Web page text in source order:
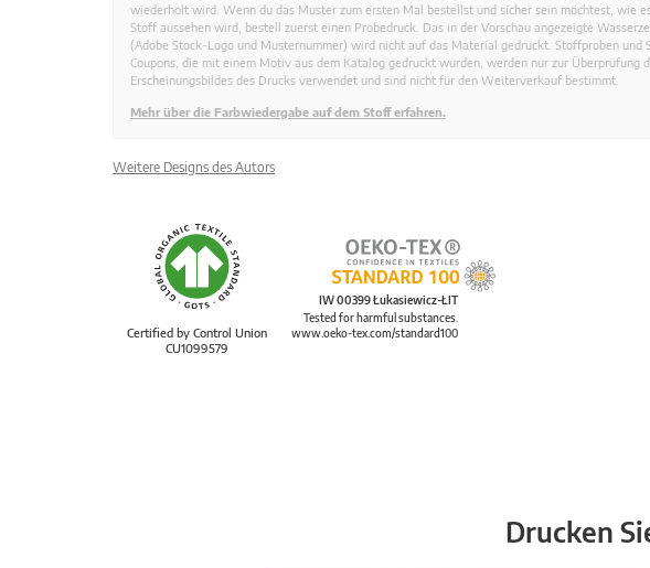
wiederholt wird. Wenn du das Muster zum ersten Mal bestellst und sicher sein möchtest, wie
Stoff aussehen wird, bestell zuerst einen Probedruck. Das in der Vorschau angezeigte
(Adobe Stock-Logo und Musternummer) wird nicht auf das Material gedruckt. Stoffproben und
Coupons, die mit einem Motiv aus dem Katalog gedruckt wurden, werden nur zur Überprüfung
Erscheinungsbildes des Drucks verwendet und sind nicht für den Weiterverkauf bestimmt.
Mehr über die Farbwiedergabe auf dem Stoff erfahren.
Weitere Designs des Autors
Certified by Control Union
CU1099579
IW 00399 Łukasiewicz-ŁIT
Tested for harmful substances.
www.oeko-tex.com/standard100
Drucken